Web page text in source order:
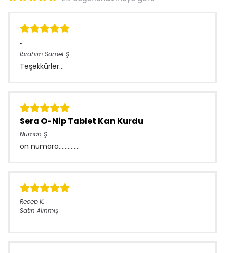
.
İbrahim Samet Ş.
Teşekkürler...
Sera O-Nip Tablet Kan Kurdu
Numan Ş.
on numara..............
Recep K.
Satın Alınmış